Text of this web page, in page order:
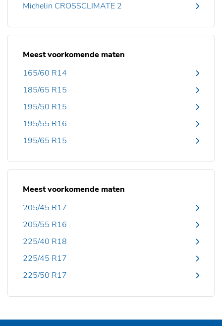
Michelin CROSSCLIMATE 2
Meest voorkomende maten
165/60 R14
185/65 R15
195/50 R15
195/55 R16
195/65 R15
Meest voorkomende maten
205/45 R17
205/55 R16
225/40 R18
225/45 R17
225/50 R17